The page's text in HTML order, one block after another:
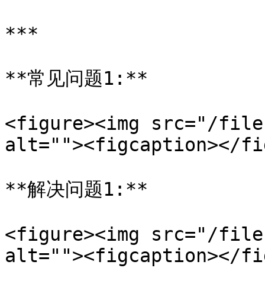
***
**常见问题1:**
<figure><img src="/files/
alt=""><figcaption></
**解决问题1:**
<figure><img src="/files/
alt=""><figcaption></